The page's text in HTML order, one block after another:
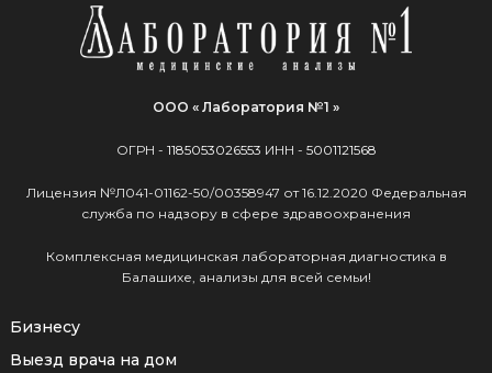
ООО « Лаборатория №1 »
ОГРН - 1185053026553 ИНН - 5001121568
Лицензия №Л041-01162-50/00358947 от 16.12.2020 Федеральная
служба по надзору в сфере здравоохранения
Комплексная медицинская лабораторная диагностика в
Балашихе, анализы для всей семьи!
Бизнесу
Выезд врача на дом